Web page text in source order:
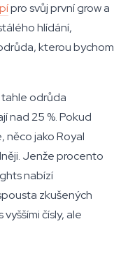
pro svůj první grow a
hlídání,
kterou bychom
tahle odrůda
nad 25 %. Pokud
něco jako Royal
Jenže procento
nabízí
zkušených
čísly, ale